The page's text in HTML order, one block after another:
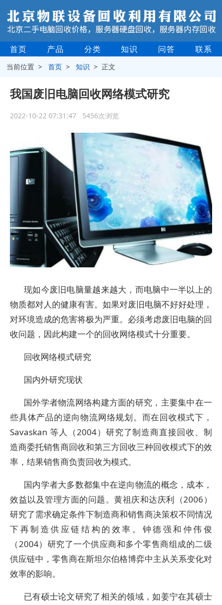
首页 产品 分类 知识 问答 联系
当前位置 >首页 >知识 > 正文
我国废旧电脑回收网络模式研究
2022-10-22 07:31:47 5456次浏览
现如今废旧电脑量越来越大，而电脑中一半以上的
物质都对人的健康有害。如果对废旧电脑不好好处理，
对环境造成的危害将极为严重。必须考虑废旧电脑的回
收问题，因此构建一个的回收网络模式十分重要。
回收网络模式研究
国内外研究现状
国外学者物流网络构建方面的研究，主要集中在一
些具体产品的逆向物流网络规划。而在回收模式下，
Savaskan 等人（2004）研究了制造商直接回收、制
造商委托销售商回收和第三方回收三种回收模式下的效
率，结果销售商负责回收为模式。
国内学者大多数都集中在逆向物流的概念，成本，
效益以及管理方面的问题。黄祖庆和达庆利（2006）
研究了需求确定条件下制造商和销售商决策权不同情况
下再制造供应链结构的效率。钟德强和仲伟俊
（2004）研究了一个供应商和多个零售商组成的二级
供应链中，零售商在斯坦尔伯格博弈中主从关系变化对
效率的影响。
已有硕士论文研究了相关的领域，如姜宁在其硕士